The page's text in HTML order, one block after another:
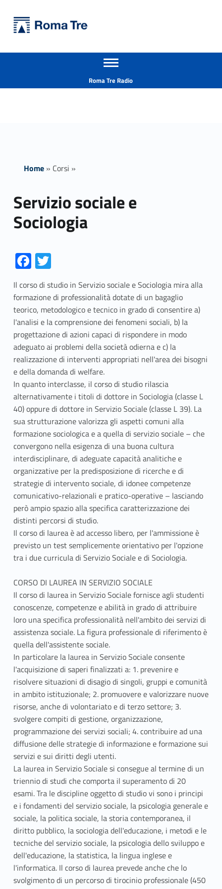
Servizio sociale e Sociologia - Università Roma Tre
Apri il menu secondario
Roma Tre Radio
Home» Corsi »
Servizio sociale e
Sociologia
Link identifier #identifier__180617-1 Fa
ce
b
o
o
k
Link identifier #identifier__16810-2 T
w
itt
er
Il corso di studio in Servizio sociale e Sociologia mira alla
formazione di professionalità dotate di un bagaglio
teorico, metodologico e tecnico in grado di consentire a)
l'analisi e la comprensione dei fenomeni sociali, b) la
progettazione di azioni capaci di rispondere in modo
adeguato ai problemi della società odierna e c) la
realizzazione di interventi appropriati nell'area dei bisogni
e della domanda di welfare.
In quanto interclasse, il corso di studio rilascia
alternativamente i titoli di dottore in Sociologia (classe L
40) oppure di dottore in Servizio Sociale (classe L 39). La
sua strutturazione valorizza gli aspetti comuni alla
formazione sociologica e a quella di servizio sociale – che
convergono nella esigenza di una buona cultura
interdisciplinare, di adeguate capacità analitiche e
organizzative per la predisposizione di ricerche e di
strategie di intervento sociale, di idonee competenze
comunicativo-relazionali e pratico-operative – lasciando
però ampio spazio alla specifica caratterizzazione dei
distinti percorsi di studio.
Il corso di laurea è ad accesso libero, per l'ammissione è
previsto un test semplicemente orientativo per l'opzione
tra i due curricula di Servizio Sociale e di Sociologia.
CORSO DI LAUREA IN SERVIZIO SOCIALE
Il corso di laurea in Servizio Sociale fornisce agli studenti
conoscenze, competenze e abilità in grado di attribuire
loro una specifica professionalità nell'ambito dei servizi di
assistenza sociale. La figura professionale di riferimento è
quella dell'assistente sociale.
In particolare la laurea in Servizio Sociale consente
l'acquisizione di saperi finalizzati a: 1. prevenire e
risolvere situazioni di disagio di singoli, gruppi e comunità
in ambito istituzionale; 2. promuovere e valorizzare nuove
risorse, anche di volontariato e di terzo settore; 3.
svolgere compiti di gestione, organizzazione,
programmazione dei servizi sociali; 4. contribuire ad una
diffusione delle strategie di informazione e formazione sui
servizi e sui diritti degli utenti.
La laurea in Servizio Sociale si consegue al termine di un
triennio di studi che comporta il superamento di 20
esami. Tra le discipline oggetto di studio vi sono i principi
e i fondamenti del servizio sociale, la psicologia generale e
sociale, la politica sociale, la storia contemporanea, il
diritto pubblico, la sociologia dell'educazione, i metodi e le
tecniche del servizio sociale, la psicologia dello sviluppo e
dell'educazione, la statistica, la lingua inglese e
l'informatica. Il corso di laurea prevede anche che lo
svolgimento di un percorso di tirocinio professionale (450